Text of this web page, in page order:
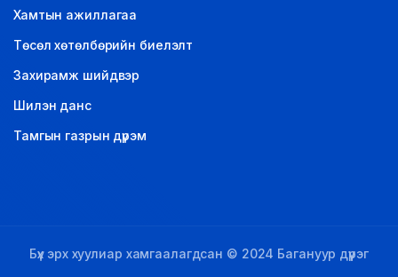
Хамтын ажиллагаа
Төсөл хөтөлбөрийн биелэлт
Захирамж шийдвэр
Шилэн данс
Тамгын газрын дүрэм
Бүх эрх хуулиар хамгаалагдсан © 2024 Багануур дүүрэг